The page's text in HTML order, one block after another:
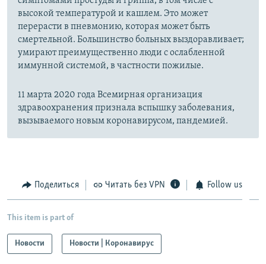
высокой температурой и кашлем. Это может
перерасти в пневмонию, которая может быть
смертельной. Большинство больных выздоравливает;
умирают преимущественно люди с ослабленной
иммунной системой, в частности пожилые.
11 марта 2020 года Всемирная организация
здравоохранения признала вспышку заболевания,
вызываемого новым коронавирусом, пандемией.
Поделиться Читать без VPN Follow us
This item is part of
Новости Новости | Коронавирус